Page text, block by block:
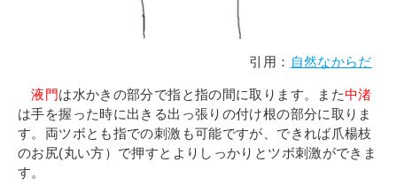
引用： 自然なからだ
液門は水かきの部分で指と指の間に取ります。また中渚
は手を握った時に出きる出っ張りの付け根の部分に取りま
す。両ツボとも指での刺激も可能ですが、できれば爪楊枝
のお尻(丸い方）で押すとよりしっかりとツボ刺激ができま
す。